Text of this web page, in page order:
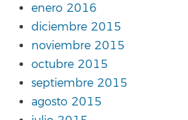
enero 2016
diciembre 2015
noviembre 2015
octubre 2015
septiembre 2015
agosto 2015